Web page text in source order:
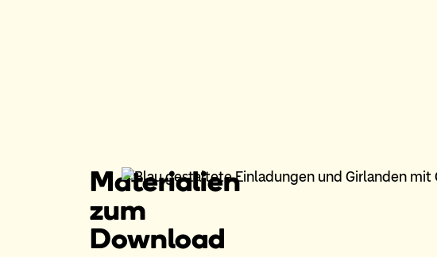
Materialien
zum
Download